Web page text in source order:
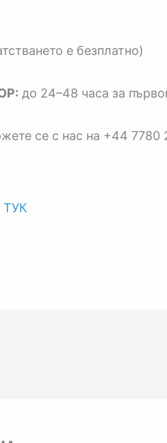
е безплатно)
до 24–48 часа за
се с нас на +44
ТУК